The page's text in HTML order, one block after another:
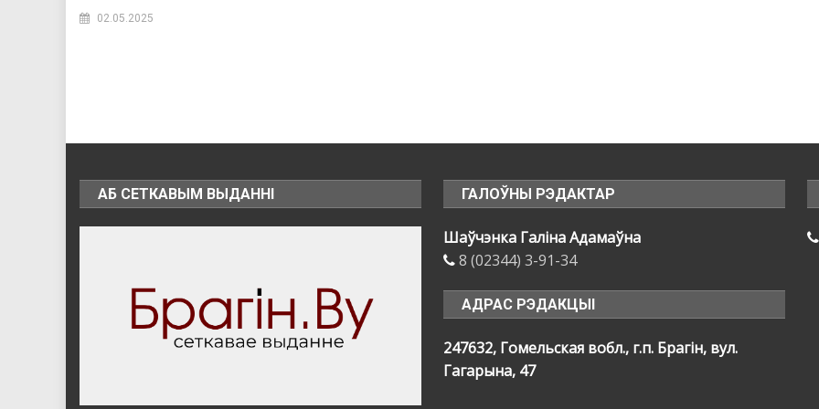
02.05.2025
АБ СЕТКАВЫМ ВЫДАННІ ГАЛОЎНЫ РЭДАКТАР
Шаўчэнка Галіна Адамаўна
8 (02344) 3-91-34
АДРАС РЭДАКЦЫІ
247632, Гомельская вобл., г.п. Брагін, вул.
Гагарына, 47